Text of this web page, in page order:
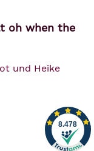
oh when the
und Heike